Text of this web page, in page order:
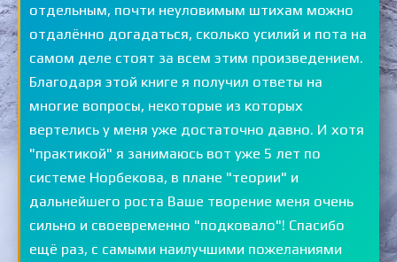
отдельным, почти неуловимым штихам можно
отдалённо догадаться, сколько усилий и пота на
самом деле стоят за всем этим произведением.
Благодаря этой книге я получил ответы на
многие вопросы, некоторые из которых
вертелись у меня уже достаточно давно. И хотя
"практикой" я занимаюсь вот уже 5 лет по
системе Норбекова, в плане "теории" и
дальнейшего роста Ваше творение меня очень
сильно и своевременно "подковало"! Спасибо
ещё раз, с самыми наилучшими пожеланиями